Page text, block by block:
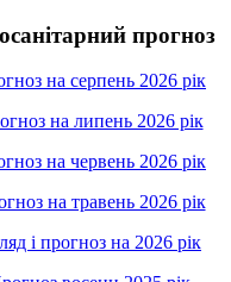
прогноз
на серпень 2026 рік
на липень 2026 рік
на червень 2026 рік
на травень 2026 рік
і прогноз на 2026 рік